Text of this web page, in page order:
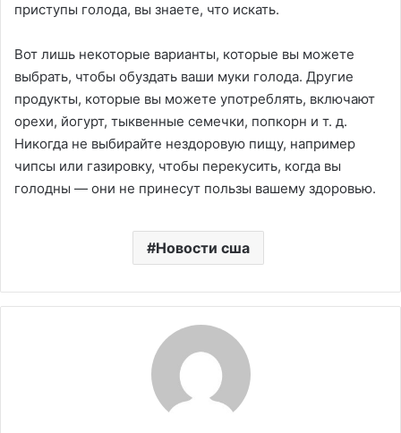
приступы голода, вы знаете, что искать.
Вот лишь некоторые варианты, которые вы можете
выбрать, чтобы обуздать ваши муки голода. Другие
продукты, которые вы можете употреблять, включают
орехи, йогурт, тыквенные семечки, попкорн и т. д.
Никогда не выбирайте нездоровую пищу, например
чипсы или газировку, чтобы перекусить, когда вы
голодны — они не принесут пользы вашему здоровью.
Новости сша